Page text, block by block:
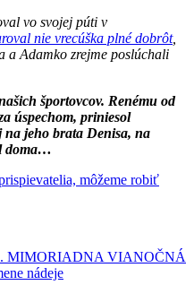
vo svojej púti v
nie vrecúška plné dobrôt,
a Adamko zrejme poslúchali
športovcov. Renému od
úspechom, priniesol
na jeho brata Denisa, na
doma…
môžeme robiť
MIMORIADNA VIANOČNÁ
nádeje